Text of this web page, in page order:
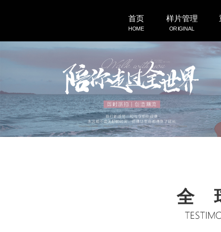
首页
HOME
样片管理
ORIGINAL
客照展示
LOVESHOW
全